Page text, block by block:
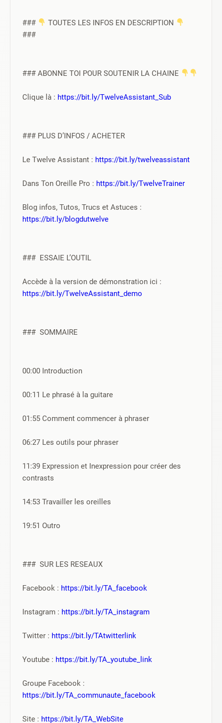
###
TOUTES LES INFOS EN DESCRIPTION
###
### ABONNE TOI POUR SOUTENIR LA CHAINE
Clique là : https://bit.ly/TwelveAssistant_Sub
### PLUS D’INFOS / ACHETER
Le Twelve Assistant : https://bit.ly/twelveassistant
Dans Ton Oreille Pro : https://bit.ly/TwelveTrainer
https://bit.ly/blogdutwelve
###  ESSAIE L’OUTIL
https://bit.ly/TwelveAssistant_demo
###  SOMMAIRE
00:00 Introduction
00:11 Le phrasé à la guitare
01:55 Comment commencer à phraser
06:27 Les outils pour phraser
11:39 Expression et Inexpression pour créer des
contrasts
14:53 Travailler les oreilles
19:51 Outro
###  SUR LES RESEAUX
Facebook : https://bit.ly/TA_facebook
Instagram : https://bit.ly/TA_instagram
Twitter : https://bit.ly/TAtwitterlink
Youtube : https://bit.ly/TA_youtube_link
https://bit.ly/TA_communaute_facebook
Site : https://bit.ly/TA_WebSite